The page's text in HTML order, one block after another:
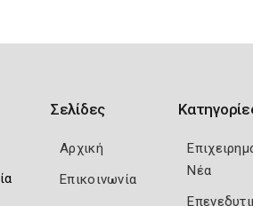
Σελίδες
Αρχική
Επικοινωνία
Νέα